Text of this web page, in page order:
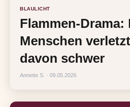
BLAULICHT
Flammen-Drama:
Menschen
davon schwer
Annette S. · 09.05.2026